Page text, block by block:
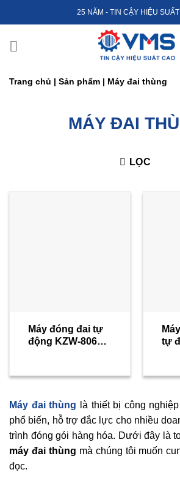
to
25 NĂM - TIN CẬY HIỆU
Trang chủ | Sản phẩm | Máy đai thùng
MÁY ĐAI
LỌC
Máy đóng đai tự
động KZW-8060D
doanh)
tự
Máy đai thùng là thiết bị công
phổ biến, hỗ trợ đắc lực cho nhiều
trình đóng gói hàng hóa. Dưới đây là
máy đai thùng mà chúng tôi muốn
đọc.